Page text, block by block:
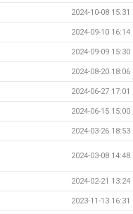
2024-10-08 15:31
2024-09-10 16:14
2024-09-09 15:30
2024-08-20 18:06
2024-06-27 17:01
2024-06-15 15:00
2024-03-26 18:53
2024-03-08 14:48
2024-02-21 13:24
2023-11-13 16:31